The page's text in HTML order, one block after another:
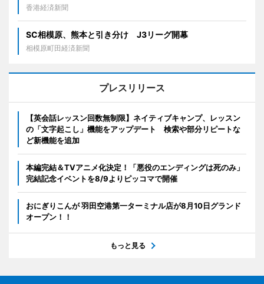
香港経済新聞
SC相模原、熊本と引き分け J3リーグ開幕
相模原町田経済新聞
プレスリリース
【英会話レッスン回数無制限】ネイティブキャンプ、レッスン
の「文字起こし」機能をアップデート 検索や部分リピートな
ど新機能を追加
本編完結＆TVアニメ化決定！「悪役のエンディングは死のみ」
完結記念イベントを8/9よりピッコマで開催
おにぎりこんが 羽田空港第一ターミナル店が8月10日グランド
オープン！！
もっと見る